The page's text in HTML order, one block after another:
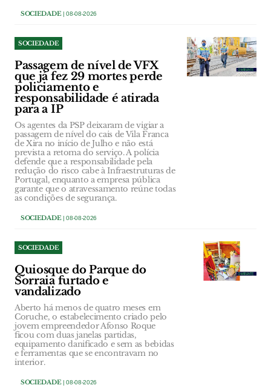
SOCIEDADE| 08-08-2026
SOCIEDADE
Passagem de nível de VFX
que já fez 29 mortes perde
policiamento e
responsabilidade é atirada
para a IP
Os agentes da PSP deixaram de vigiar a
passagem de nível do cais de Vila Franca
de Xira no início de Julho e não está
prevista a retoma do serviço. A polícia
defende que a responsabilidade pela
redução do risco cabe à Infraestruturas de
Portugal, enquanto a empresa pública
garante que o atravessamento reúne todas
as condições de segurança.
SOCIEDADE| 08-08-2026
SOCIEDADE
Quiosque do Parque do
Sorraia furtado e
vandalizado
Aberto há menos de quatro meses em
Coruche, o estabelecimento criado pelo
jovem empreendedor Afonso Roque
ficou com duas janelas partidas,
equipamento danificado e sem as bebidas
e ferramentas que se encontravam no
interior.
SOCIEDADE| 08-08-2026